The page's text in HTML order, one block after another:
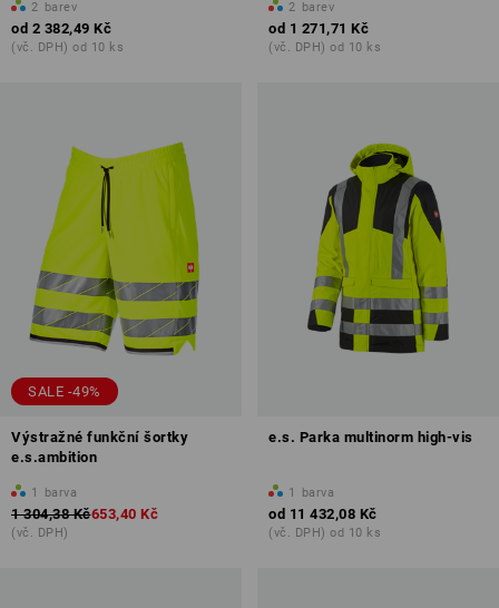
2 barev
od 2 382,49 Kč
(vč. DPH) od 10 ks
2 barev
od 1 271,71 Kč
(vč. DPH) od 10 ks
SALE -49%
Výstražné funkční šortky
e.s.ambition
1 barva
1 304,38 Kč653,40 Kč
(vč. DPH)
e.s. Parka multinorm high-vis
1 barva
od 11 432,08 Kč
(vč. DPH) od 10 ks